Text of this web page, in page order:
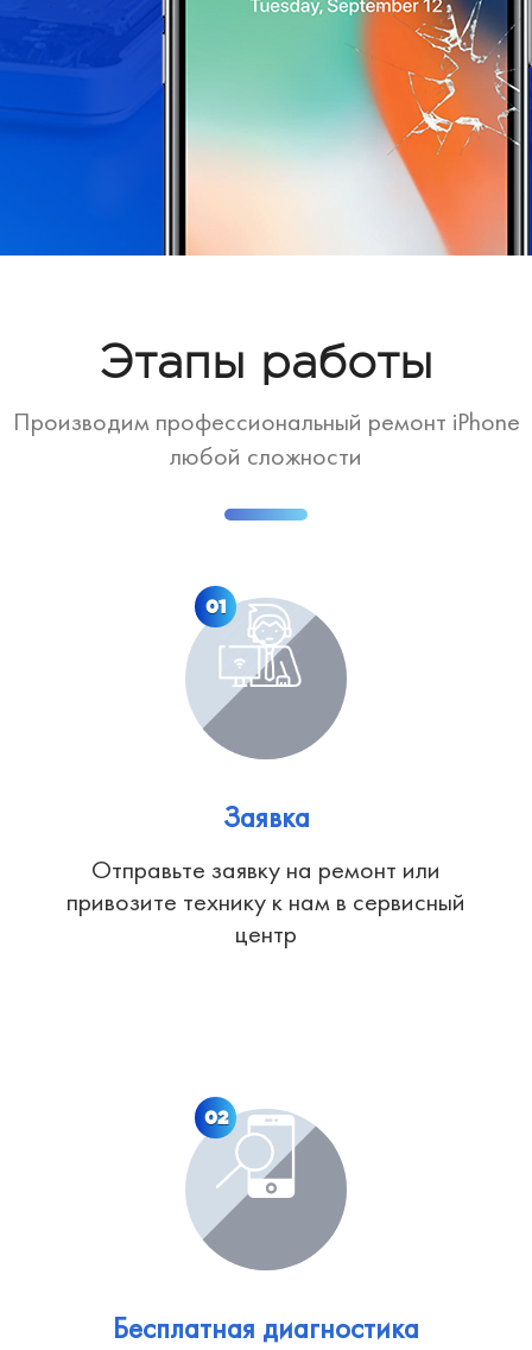
Этапы работы
Производим профессиональный ремонт iPhone
любой сложности
01
Заявка
Отправьте заявку на ремонт или
привозите технику к нам в сервисный
центр
02
Бесплатная диагностика